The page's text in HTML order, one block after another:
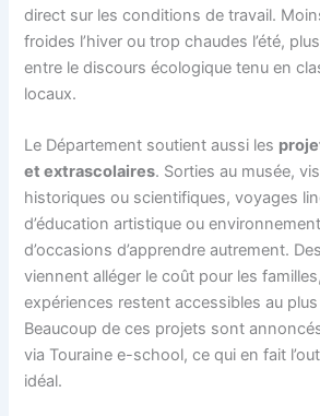
direct sur les conditions de travail.
froides l’hiver ou trop chaudes l’été,
entre le discours écologique tenu en
locaux.
Le Département soutient aussi les
et extrascolaires. Sorties au musée,
historiques ou scientifiques, voyages
d’éducation artistique ou
d’occasions d’apprendre autrement.
viennent alléger le coût pour les
expériences restent accessibles au
Beaucoup de ces projets sont
via Touraine e-school, ce qui en fait
idéal.